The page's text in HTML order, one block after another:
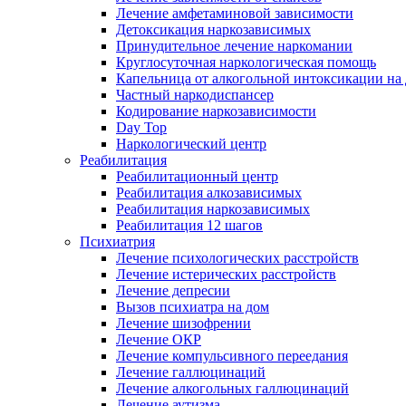
Лечение амфетаминовой зависимости
Детоксикация наркозависимых
Принудительное лечение наркомании
Круглосуточная наркологическая помощь
Капельница от алкогольной интоксикации на
Частный наркодиспансер
Кодирование наркозависимости
Day Top
Наркологический центр
Реабилитация
Реабилитационный центр
Реабилитация алкозависимых
Реабилитация наркозависимых
Реабилитация 12 шагов
Психиатрия
Лечение психологических расстройств
Лечение истерических расстройств
Лечение депресии
Вызов психиатра на дом
Лечение шизофрении
Лечение ОКР
Лечение компульсивного переедания
Лечение галлюцинаций
Лечение алкогольных галлюцинаций